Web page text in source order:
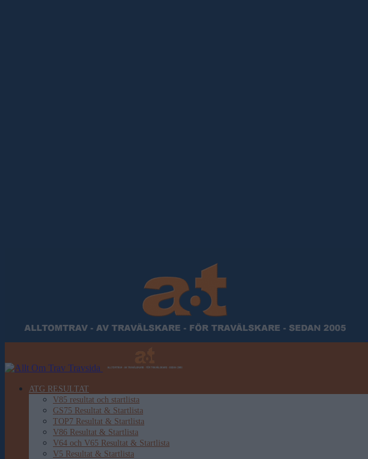
ATG RESULTAT
V85 resultat och startlista
GS75 Resultat & Startlista
TOP7 Resultat & Startlista
V86 Resultat & Startlista
V64 och V65 Resultat & Startlista
V5 Resultat & Startlista